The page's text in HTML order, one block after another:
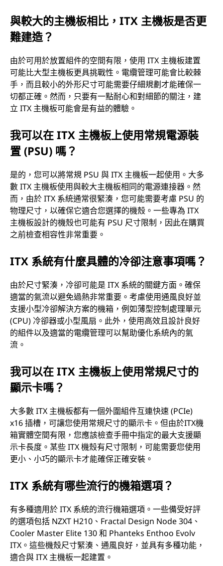
與較大的主機板相比，ITX 主機板是否更
難建造？
由於可用於放置組件的空間有限，使用 ITX 主機板建置
可能比大型主機板更具挑戰性。電纜管理可能會比較棘
手，而且較小的外形尺寸可能需要仔細規劃才能確保一
切都正確。然而，只要有一點耐心和對細節的關注，建
立 ITX 主機板可能會是有益的體驗。
我可以在 ITX 主機板上使用常規電源裝
置 (PSU) 嗎？
是的，您可以將常規 PSU 與 ITX 主機板一起使用。大多
數 ITX 主機板使用與較大主機板相同的電源連接器。然
而，由於 ITX 系統通常很緊湊，您可能需要考慮 PSU 的
物理尺寸，以確保它適合您選擇的機殼。一些專為 ITX
主機板設計的機殼也可能有 PSU 尺寸限制，因此在購買
之前檢查相容性非常重要。
ITX 系統有什麼具體的冷卻注意事項嗎？
由於尺寸緊湊，冷卻可能是 ITX 系統的關鍵方面。確保
適當的氣流以避免過熱非常重要。考慮使用通風良好並
支援小型冷卻解決方案的機箱，例如薄型控制處理單元
(CPU) 冷卻器或小型風扇。此外，使用高效且設計良好
的組件以及適當的電纜管理可以幫助優化系統內的氣
流。
我可以在 ITX 主機板上使用常規尺寸的
顯示卡嗎？
大多數 ITX 主機板都有一個外圍組件互連快速 (PCIe)
x16 插槽，可讓您使用常規尺寸的顯示卡。但由於ITX機
箱實體空間有限，您應該檢查手冊中指定的最大支援顯
示卡長度。某些 ITX 機殼有尺寸限制，可能需要您使用
更小、小巧的顯示卡才能確保正確安裝。
ITX 系統有哪些流行的機箱選項？
有多種適用於 ITX 系統的流行機箱選項。一些備受好評
的選項包括 NZXT H210、Fractal Design Node 304、
Cooler Master Elite 130 和 Phanteks Enthoo Evolv
ITX。這些機殼尺寸緊湊、通風良好，並具有多種功能，
適合與 ITX 主機板一起建置。